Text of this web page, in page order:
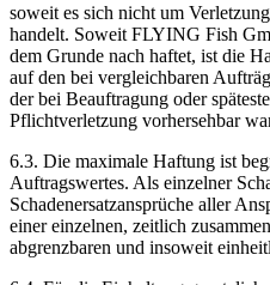
soweit es sich nicht um
handelt. Soweit FLYING Fish
dem Grunde nach haftet, ist die
auf den bei vergleichbaren
der bei Beauftragung oder
Pflichtverletzung vorhersehbar
6.3. Die maximale Haftung ist
Auftragswertes. Als einzelner
Schadenersatzansprüche aller
einer einzelnen, zeitlich
abgrenzbaren und insoweit